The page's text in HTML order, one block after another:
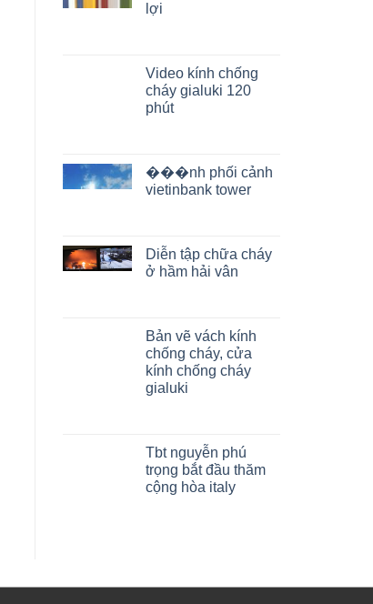
lợi
Video kính chống
cháy gialuki 120
phút
���nh phối cảnh
vietinbank tower
Diễn tập chữa cháy
ở hầm hải vân
Bản vẽ vách kính
chống cháy, cửa
kính chống cháy
gialuki
Tbt nguyễn phú
trọng bắt đầu thăm
cộng hòa italy